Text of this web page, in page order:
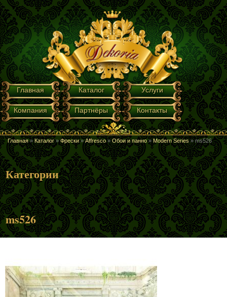
Перейти к основному содержанию
ГЛАВНОЕ МЕНЮ
Главная Каталог Услуги
Компания Партнёры Контакты
ВЫ ЗДЕСЬ
Главная » Каталог » Фрески » Affresco » Обои и панно » Modern Series » ms526
Категории
ms526